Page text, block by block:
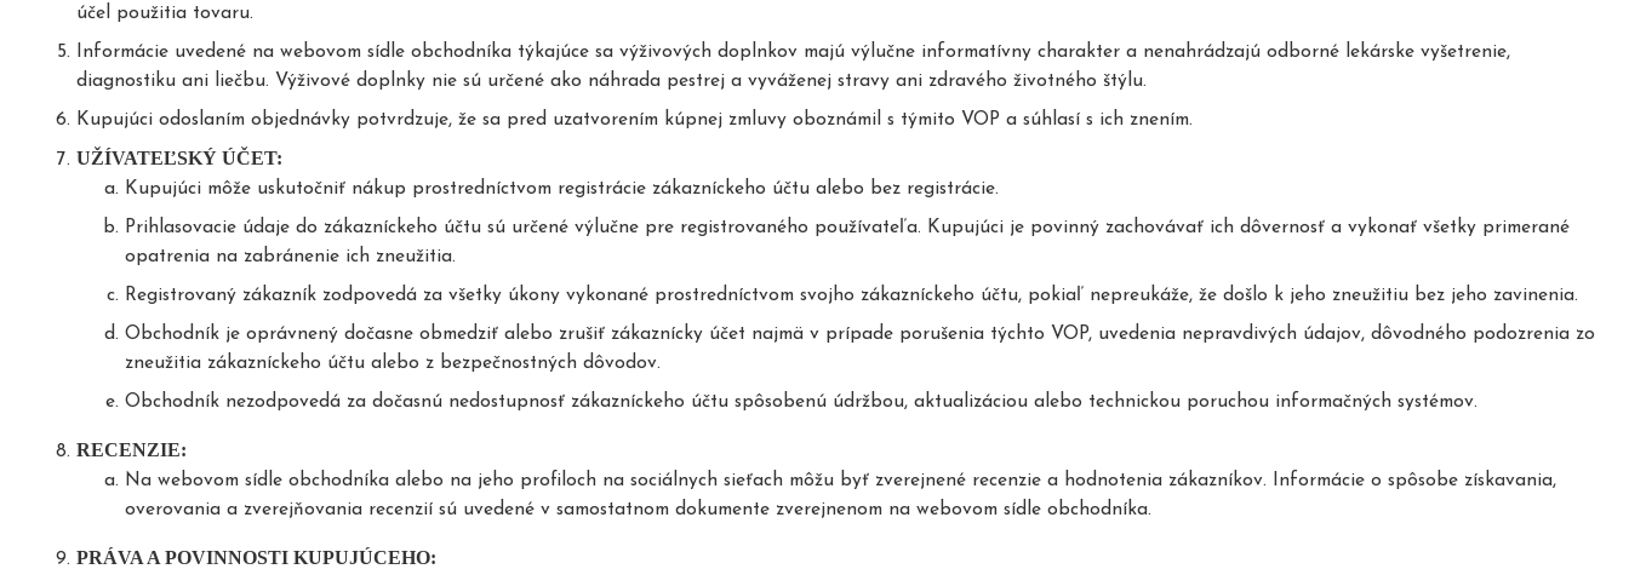
účel použitia tovaru.
Informácie uvedené na webovom sídle obchodníka týkajúce sa výživových doplnkov majú výlučne informatívny charakter a nenahrádzajú odborné lekárske vyšetrenie,
diagnostiku ani liečbu. Výživové doplnky nie sú určené ako náhrada pestrej a vyváženej stravy ani zdravého životného štýlu.
Kupujúci odoslaním objednávky potvrdzuje, že sa pred uzatvorením kúpnej zmluvy oboznámil s týmito VOP a súhlasí s ich znením.
UŽÍVATEĽSKÝ ÚČET:
Kupujúci môže uskutočniť nákup prostredníctvom registrácie zákazníckeho účtu alebo bez registrácie.
Prihlasovacie údaje do zákazníckeho účtu sú určené výlučne pre registrovaného používateľa. Kupujúci je povinný zachovávať ich dôvernosť a vykonať všetky primerané
opatrenia na zabránenie ich zneužitia.
Registrovaný zákazník zodpovedá za všetky úkony vykonané prostredníctvom svojho zákazníckeho účtu, pokiaľ nepreukáže, že došlo k jeho zneužitiu bez jeho zavinenia.
Obchodník je oprávnený dočasne obmedziť alebo zrušiť zákaznícky účet najmä v prípade porušenia týchto VOP, uvedenia nepravdivých údajov, dôvodného podozrenia zo
zneužitia zákazníckeho účtu alebo z bezpečnostných dôvodov.
Obchodník nezodpovedá za dočasnú nedostupnosť zákazníckeho účtu spôsobenú údržbou, aktualizáciou alebo technickou poruchou informačných systémov.
RECENZIE:
Na webovom sídle obchodníka alebo na jeho profiloch na sociálnych sieťach môžu byť zverejnené recenzie a hodnotenia zákazníkov. Informácie o spôsobe získavania,
overovania a zverejňovania recenzií sú uvedené v samostatnom dokumente zverejnenom na webovom sídle obchodníka.
PRÁVA A POVINNOSTI KUPUJÚCEHO: